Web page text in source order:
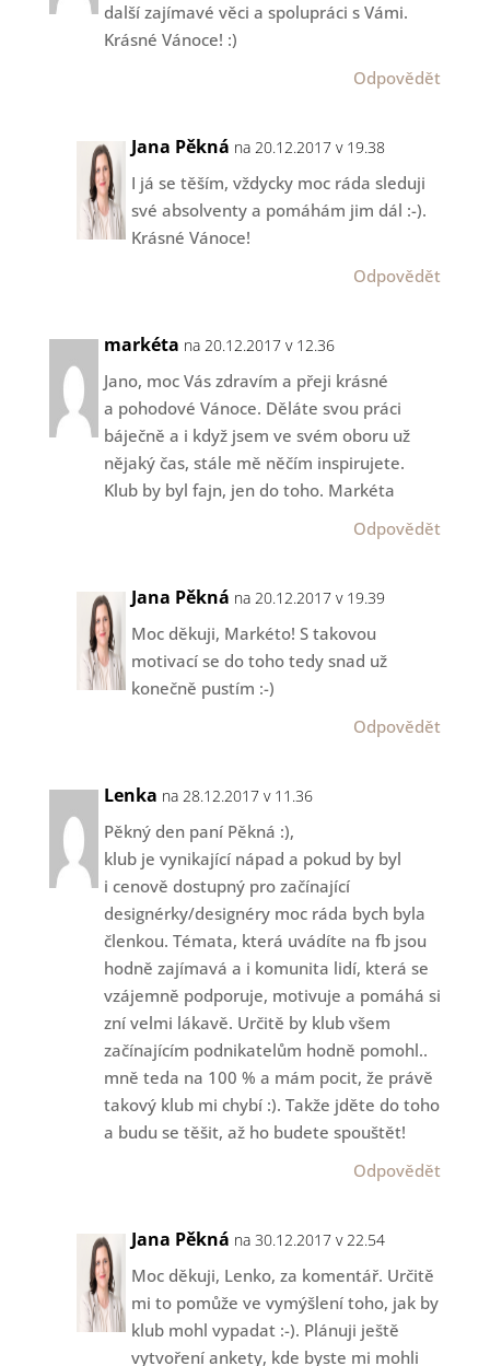
další zajímavé věci a spolupráci s Vámi.
Krásné Vánoce! :)
Odpovědět
Jana Pěkná na 20.12.2017 v 19.38
I já se těším, vždycky moc ráda sleduji
své absolventy a pomáhám jim dál :-).
Krásné Vánoce!
Odpovědět
markéta na 20.12.2017 v 12.36
Jano, moc Vás zdravím a přeji krásné
a pohodové Vánoce. Děláte svou práci
báječně a i když jsem ve svém oboru už
nějaký čas, stále mě něčím inspirujete.
Klub by byl fajn, jen do toho. Markéta
Odpovědět
Jana Pěkná na 20.12.2017 v 19.39
Moc děkuji, Markéto! S takovou
motivací se do toho tedy snad už
konečně pustím :-)
Odpovědět
Lenka na 28.12.2017 v 11.36
Pěkný den paní Pěkná :),
klub je vynikající nápad a pokud by byl
i cenově dostupný pro začínající
designérky/designéry moc ráda bych byla
členkou. Témata, která uvádíte na fb jsou
hodně zajímavá a i komunita lidí, která se
vzájemně podporuje, motivuje a pomáhá si
zní velmi lákavě. Určitě by klub všem
začínajícím podnikatelům hodně pomohl..
mně teda na 100 % a mám pocit, že právě
takový klub mi chybí :). Takže jděte do toho
a budu se těšit, až ho budete spouštět!
Odpovědět
Jana Pěkná na 30.12.2017 v 22.54
Moc děkuji, Lenko, za komentář. Určitě
mi to pomůže ve vymýšlení toho, jak by
klub mohl vypadat :-). Plánuji ještě
vytvoření ankety, kde byste mi mohli